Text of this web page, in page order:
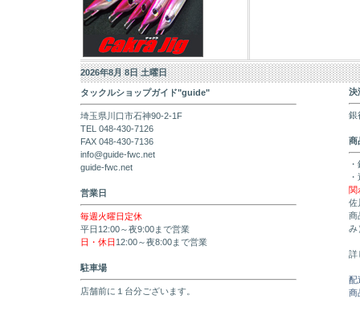
2026年8月 8日 土曜日
タックルショップガイド"guide"
埼玉県川口市石神90-2-1F
TEL 048-430-7126
FAX 048-430-7136
info@guide-fwc.net
guide-fwc.net
営業日
毎週火曜日定休
平日12:00～夜9:00まで営業
日・休日 12:00～夜8:00まで営業
駐車場
店舗前に１台分ございます。
決
銀
商
関
佐
商
み
詳
配
商